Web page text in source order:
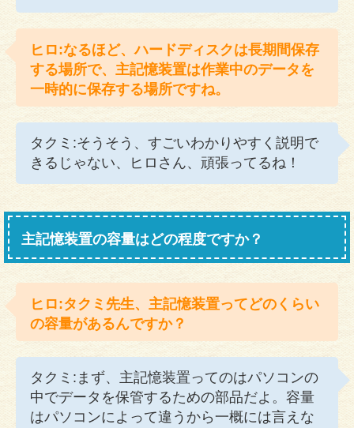
ヒロ:なるほど、ハードディスクは長期間保存
する場所で、主記憶装置は作業中のデータを
一時的に保存する場所ですね。
タクミ:そうそう、すごいわかりやすく説明で
きるじゃない、ヒロさん、頑張ってるね！
主記憶装置の容量はどの程度ですか？
ヒロ:タクミ先生、主記憶装置ってどのくらい
の容量があるんですか？
タクミ:まず、主記憶装置ってのはパソコンの
中でデータを保管するための部品だよ。容量
はパソコンによって違うから一概には言えな